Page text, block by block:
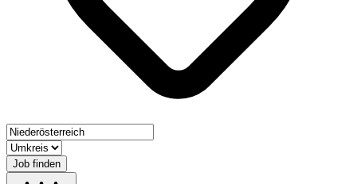
Job finden